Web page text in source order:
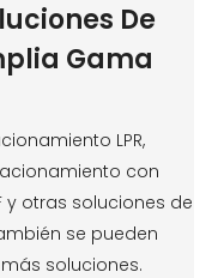
De
Gama
LPR,
con
y otras soluciones de
se pueden
soluciones.